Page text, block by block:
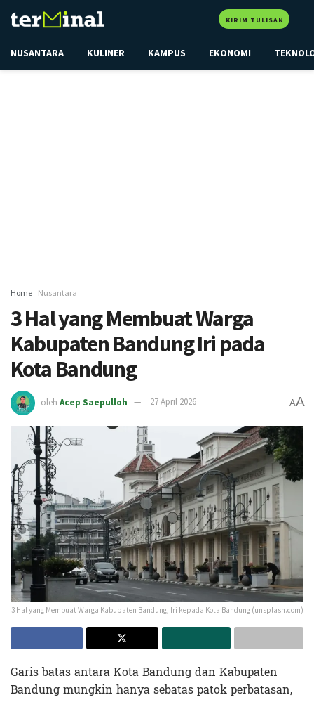
KIRIM TULISAN
NUSANTARA KULINER KAMPUS EKONOMI
Home Nusantara
3 Hal yang Membuat Warga
Kabupaten Bandung Iri pada
Kota Bandung
oleh Acep Saepulloh 27 April 2026 AA
3 Hal yang Membuat Warga Kabupaten Bandung, Iri kepada Kota Bandung (unsplash.com)
Garis batas antara Kota Bandung dan Kabupaten
Bandung mungkin hanya sebatas patok perbatasan,